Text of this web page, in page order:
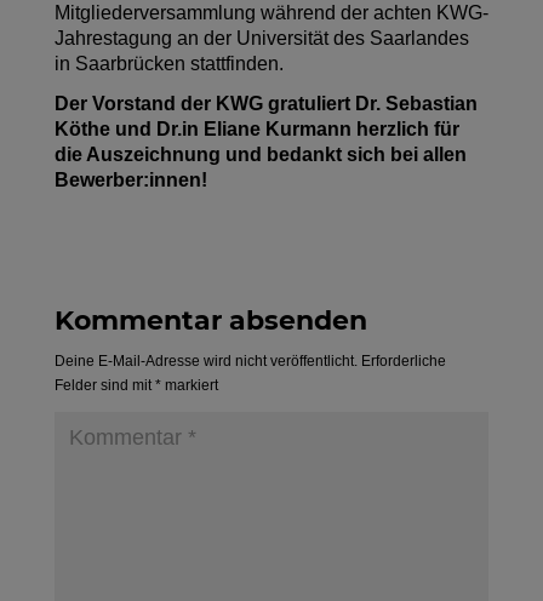
Mitgliederversammlung während der achten KWG-
Jahrestagung an der Universität des Saarlandes
in Saarbrücken stattfinden.
Der Vorstand der KWG gratuliert Dr. Sebastian
Köthe und Dr.in Eliane Kurmann herzlich für
die Auszeichnung und bedankt sich bei allen
Bewerber:innen!
Kommentar absenden
Deine E-Mail-Adresse wird nicht veröffentlicht. Erforderliche
Felder sind mit*markiert